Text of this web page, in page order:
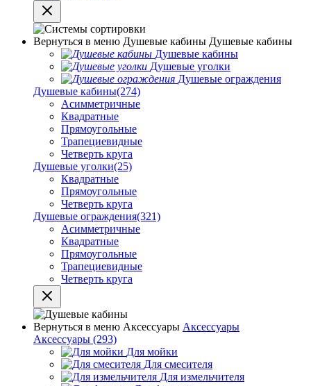
Вернуться в меню Душевые кабины Душевые кабины
Душевые кабины
Душевые уголки
Душевые ограждения
Душевые кабины(274)
Асимметричные
Квадратные
Прямоугольные
Трапециевидные
Четверть круга
Душевые уголки(25)
Квадратные
Прямоугольные
Четверть круга
Душевые ограждения(321)
Асимметричные
Квадратные
Прямоугольные
Трапециевидные
Четверть круга
Вернуться в меню Аксессуары Аксессуары
Аксессуары (293)
Для мойки
Для смесителя
Для измельчителя